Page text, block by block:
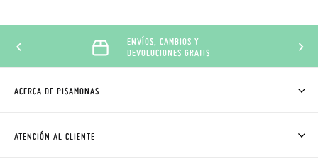
ENVÍOS, CAMBIOS Y
DEVOLUCIONES GRATIS
ACERCA DE PISAMONAS
CÓMO COMPRAR
ATENCIÓN AL CLIENTE